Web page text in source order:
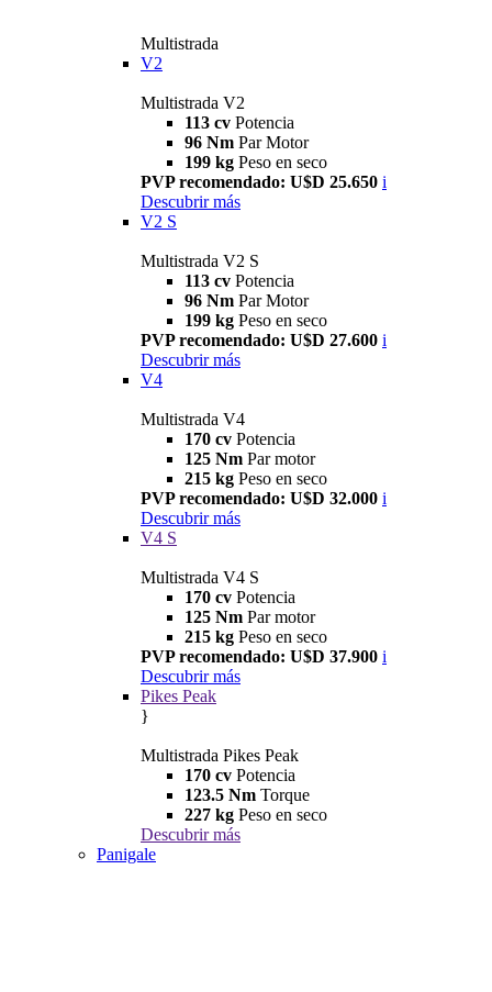
Multistrada
V2
Multistrada V2
113 cv Potencia
96 Nm Par Motor
199 kg Peso en seco
PVP recomendado: U$D 25.650 i
Descubrir más
V2 S
Multistrada V2 S
113 cv Potencia
96 Nm Par Motor
199 kg Peso en seco
PVP recomendado: U$D 27.600 i
Descubrir más
V4
Multistrada V4
170 cv Potencia
125 Nm Par motor
215 kg Peso en seco
PVP recomendado: U$D 32.000 i
Descubrir más
V4 S
Multistrada V4 S
170 cv Potencia
125 Nm Par motor
215 kg Peso en seco
PVP recomendado: U$D 37.900 i
Descubrir más
Pikes Peak
}
Multistrada Pikes Peak
170 cv Potencia
123.5 Nm Torque
227 kg Peso en seco
Descubrir más
Panigale